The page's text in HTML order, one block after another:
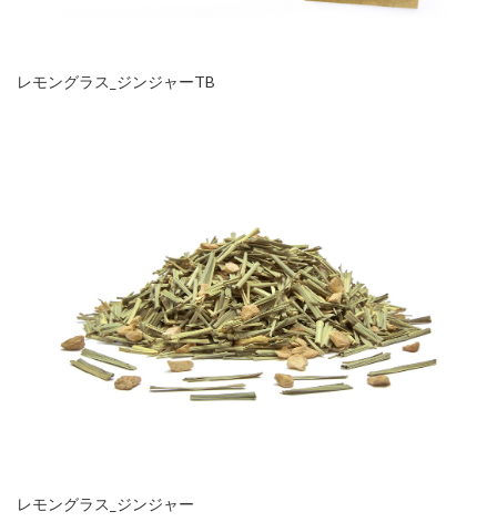
レモングラス_ジンジャーTB
レモングラス_ジンジャー